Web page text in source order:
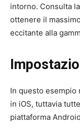
intorno. Consulta
ottenere il
eccitante alla
In questo esempio
in iOS, tuttavia
piattaforma